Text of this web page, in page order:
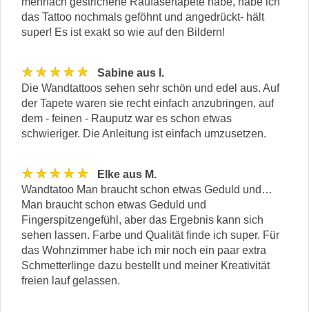
das Tattoo nochmals geföhnt und angedrückt- hält
super! Es ist exakt so wie auf den Bildern!
★★★★★
Sabine aus I.
Die Wandtattoos sehen sehr schön und edel aus. Auf
der Tapete waren sie recht einfach anzubringen, auf
dem - feinen - Rauputz war es schon etwas
schwieriger. Die Anleitung ist einfach umzusetzen.
★★★★★
Elke aus M.
Wandtatoo Man braucht schon etwas Geduld und…
Man braucht schon etwas Geduld und
Fingerspitzengefühl, aber das Ergebnis kann sich
sehen lassen. Farbe und Qualität finde ich super. Für
das Wohnzimmer habe ich mir noch ein paar extra
Schmetterlinge dazu bestellt und meiner Kreativität
freien lauf gelassen.